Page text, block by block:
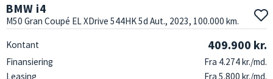
BMW i4
M50 Gran Coupé EL XDrive 544HK 5d Aut., 2023, 100.000 km.
Kontant 409.900 kr.
Finansiering
Fra 4.274 kr./md.
Leasing
Fra 5.800 kr./md.